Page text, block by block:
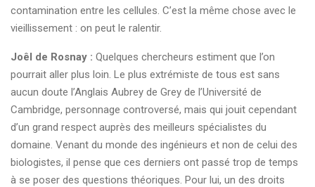
contamination entre les cellules. C’est la même chose avec le
vieillissement : on peut le ralentir.
Joêl de Rosnay : Quelques chercheurs estiment que l’on
pourrait aller plus loin. Le plus extrémiste de tous est sans
aucun doute l’Anglais Aubrey de Grey de l’Université de
Cambridge, personnage controversé, mais qui jouit cependant
d’un grand respect auprès des meilleurs spécialistes du
domaine. Venant du monde des ingénieurs et non de celui des
biologistes, il pense que ces derniers ont passé trop de temps
à se poser des questions théoriques. Pour lui, un des droits